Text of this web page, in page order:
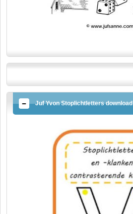
Juf Yvon Stoplichtletters download